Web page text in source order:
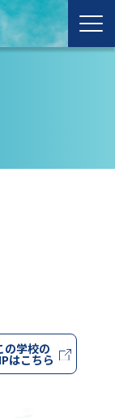
の学校の
はこちら